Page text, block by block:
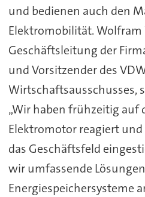
und bedienen auch den
Elektromobilität. Wolfram
Geschäftsleitung der
und Vorsitzender des
Wirtschaftsausschusses,
„Wir haben frühzeitig auf
Elektromotor reagiert
das Geschäftsfeld
wir umfassende
Energiespeichersysteme